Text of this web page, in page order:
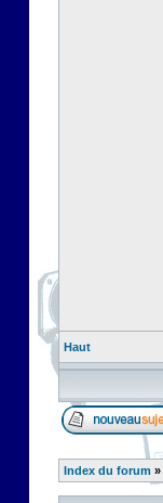
Haut
Index du forum »